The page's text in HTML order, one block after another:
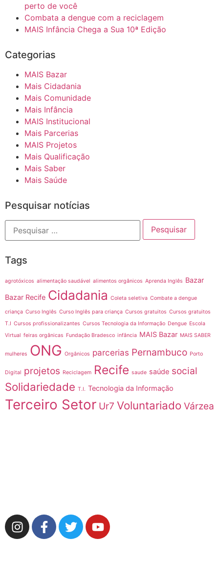
perto de você
Combata a dengue com a reciclagem
MAIS Infância Chega a Sua 10ª Edição
Categorias
MAIS Bazar
Mais Cidadania
Mais Comunidade
Mais Infância
MAIS Institucional
Mais Parcerias
MAIS Projetos
Mais Qualificação
Mais Saber
Mais Saúde
Pesquisar notícias
Tags
agrotóxicos alimentação saudável alimentos orgânicos Aprenda Inglês Bazar
Bazar Recife Cidadania Coleta seletiva Combate a dengue
criança Curso Inglês Curso Inglês para criança Cursos gratuitos Cursos gratuitos
T.I Cursos profissionalizantes Cursos Tecnologia da Informação Dengue Escola
Virtual feiras orgânicas Fundação Bradesco infância MAIS Bazar MAIS SABER
mulheres ONG Orgânicos parcerias Pernambuco Porto
Digital projetos Reciclagem Recife saude saúde social
Solidariedade T.I. Tecnologia da Informação
Terceiro Setor Ur7 Voluntariado Várzea